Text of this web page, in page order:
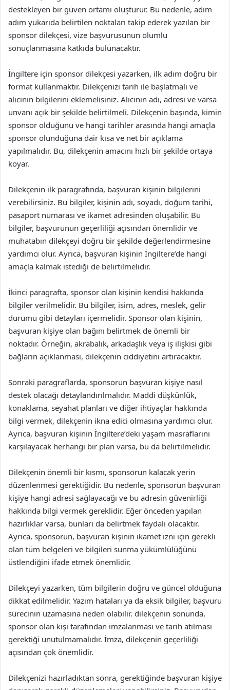
destekleyen bir güven ortamı oluşturur. Bu nedenle, adım
adım yukarıda belirtilen noktaları takip ederek yazılan bir
sponsor dilekçesi, vize başvurusunun olumlu
sonuçlanmasına katkıda bulunacaktır.
İngiltere için sponsor dilekçesi yazarken, ilk adım doğru bir
format kullanmaktır. Dilekçenizi tarih ile başlatmalı ve
alıcının bilgilerini eklemelisiniz. Alıcının adı, adresi ve varsa
unvanı açık bir şekilde belirtilmeli. Dilekçenin başında, kimin
sponsor olduğunu ve hangi tarihler arasında hangi amaçla
sponsor olunduğuna dair kısa ve net bir açıklama
yapılmalıdır. Bu, dilekçenin amacını hızlı bir şekilde ortaya
koyar.
Dilekçenin ilk paragrafında, başvuran kişinin bilgilerini
verebilirsiniz. Bu bilgiler, kişinin adı, soyadı, doğum tarihi,
pasaport numarası ve ikamet adresinden oluşabilir. Bu
bilgiler, başvurunun geçerliliği açısından önemlidir ve
muhatabın dilekçeyi doğru bir şekilde değerlendirmesine
yardımcı olur. Ayrıca, başvuran kişinin İngiltere’de hangi
amaçla kalmak istediği de belirtilmelidir.
İkinci paragrafta, sponsor olan kişinin kendisi hakkında
bilgiler verilmelidir. Bu bilgiler, isim, adres, meslek, gelir
durumu gibi detayları içermelidir. Sponsor olan kişinin,
başvuran kişiye olan bağını belirtmek de önemli bir
noktadır. Örneğin, akrabalık, arkadaşlık veya iş ilişkisi gibi
bağların açıklanması, dilekçenin ciddiyetini artıracaktır.
Sonraki paragraflarda, sponsorun başvuran kişiye nasıl
destek olacağı detaylandırılmalıdır. Maddi düşkünlük,
konaklama, seyahat planları ve diğer ihtiyaçlar hakkında
bilgi vermek, dilekçenin ikna edici olmasına yardımcı olur.
Ayrıca, başvuran kişinin İngiltere’deki yaşam masraflarını
karşılayacak herhangi bir plan varsa, bu da belirtilmelidir.
Dilekçenin önemli bir kısmı, sponsorun kalacak yerin
düzenlenmesi gerektiğidir. Bu nedenle, sponsorun başvuran
kişiye hangi adresi sağlayacağı ve bu adresin güvenirliği
hakkında bilgi vermek gereklidir. Eğer önceden yapılan
hazırlıklar varsa, bunları da belirtmek faydalı olacaktır.
Ayrıca, sponsorun, başvuran kişinin ikamet izni için gerekli
olan tüm belgeleri ve bilgileri sunma yükümlülüğünü
üstlendiğini ifade etmek önemlidir.
Dilekçeyi yazarken, tüm bilgilerin doğru ve güncel olduğuna
dikkat edilmelidir. Yazım hataları ya da eksik bilgiler, başvuru
sürecinin uzamasına neden olabilir. dilekçenin sonunda,
sponsor olan kişi tarafından imzalanması ve tarih atılması
gerektiği unutulmamalıdır. İmza, dilekçenin geçerliliği
açısından çok önemlidir.
Dilekçenizi hazırladıktan sonra, gerektiğinde başvuran kişiye